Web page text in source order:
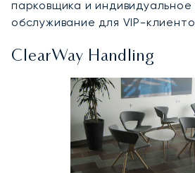
парковщика и
обслуживание для VIP-
ClearWay Handling